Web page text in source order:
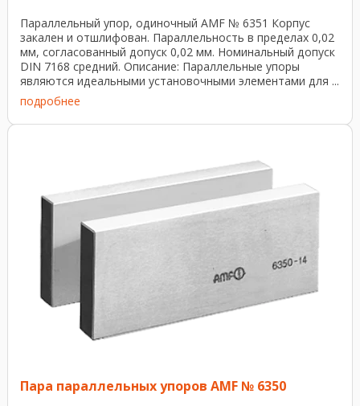
Параллельный упор, одиночный AMF № 6351 Корпус
закален и отшлифован. Параллельность в пределах 0,02
мм, согласованный допуск 0,02 мм. Номинальный допуск
DIN 7168 средний. Описание: Параллельные упоры
являются идеальными установочными элементами для ...
подробнее
Пара параллельных упоров AMF № 6350